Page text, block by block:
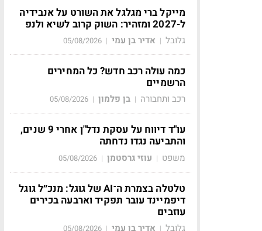
מייקל ברי מגלגל את השורט על אנבידיה
ל-2027 ומזהיר: השוק קרוב לשיא ולנפ
גלובל | אדיר בן עמי |
05/08/2026
כמה עולה רכב חדש? כל המחירים
הרשמיים
רכב ותחבורה | בן פלמון |
05/08/2026
עו"ד דיווח על עסקת נדל"ן אחרי 9 שנים,
והתביעה נגדו נדחתה
משפט | עוזי גרסטמן |
05/08/2026
טלטלה בצמרת ה־AI של גוגל: מנכ״ל גוגל
דיפמיינד עובר תפקיד וארבעה בכירים
עוזבים
גלובל | אדיר בן עמי |
05/08/2026